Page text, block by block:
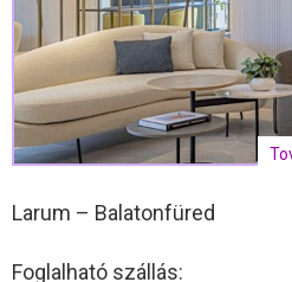
Larum – Balatonfüred
Foglalható szállás: